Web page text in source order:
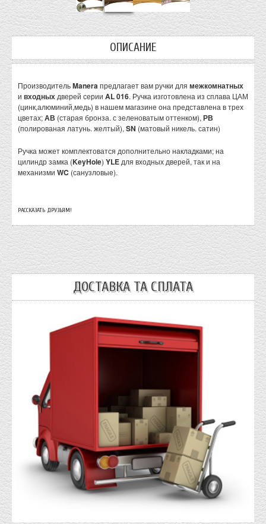
ОПИСАНИЕ
ПроизводительManeraпредлагает вам ручки для межкомнатных
и входных дверей серии AL 016. Ручка изготовлена из сплава ЦАМ
(цинк,алюминий,медь) в нашем магазине она представлена в трех
цветах;АВ (старая бронза. с зеленоватым оттенком), РВ
(полированая латунь. желтый), SN (матовый никель. сатин)
Ручка может комплектоватся дополнительно накладками; на
цилиндр замка (KeyHole) YLE для входных дверей, так и на
механизми WC (санузловые).
РАССКАЗАТЬ ДРУЗЬЯМ!
ДОСТАВКА ТА СПЛАТА